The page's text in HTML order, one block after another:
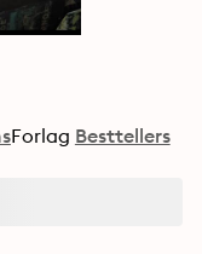
Forlag Besttellers